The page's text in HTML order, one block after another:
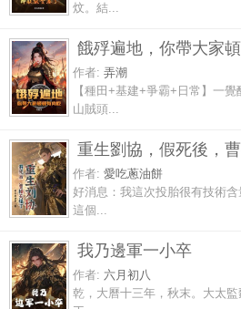
炆。結...
餓殍遍地，你帶大家
作者: 弄潮
【種田+基建+爭霸+日常】一
山賊頭...
重生劉協，假死後，
作者: 愛吃蔥油餅
好消息：我這次投胎很有技術
這個...
我乃邊軍一小卒
作者: 六月初八
乾，大曆十三年，秋末。大太